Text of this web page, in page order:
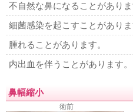
不自然な鼻になることがありま
細菌感染を起こすことがありま
腫れることがあります。
内出血を伴うことがあります。
鼻幅縮小
術前